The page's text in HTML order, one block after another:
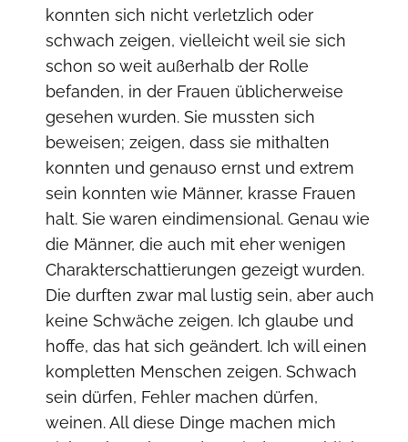
konnten sich nicht verletzlich oder
schwach zeigen, vielleicht weil sie sich
schon so weit außerhalb der Rolle
befanden, in der Frauen üblicherweise
gesehen wurden. Sie mussten sich
beweisen; zeigen, dass sie mithalten
konnten und genauso ernst und extrem
sein konnten wie Männer, krasse Frauen
halt. Sie waren eindimensional. Genau wie
die Männer, die auch mit eher wenigen
Charakterschattierungen gezeigt wurden.
Die durften zwar mal lustig sein, aber auch
keine Schwäche zeigen. Ich glaube und
hoffe, das hat sich geändert. Ich will einen
kompletten Menschen zeigen. Schwach
sein dürfen, Fehler machen dürfen,
weinen. All diese Dinge machen mich